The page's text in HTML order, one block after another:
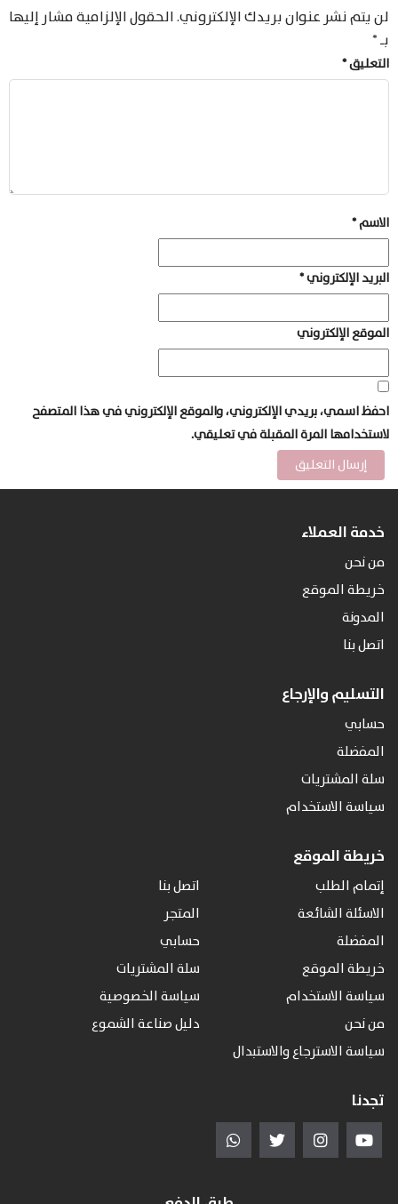
لن يتم نشر عنوان بريدك الإلكتروني.الحقول الإلزامية مشار إليها
بـ*
التعليق*
الاسم*
البريد الإلكتروني*
الموقع الإلكتروني
احفظ اسمي، بريدي الإلكتروني، والموقع الإلكتروني في هذا المتصفح
لاستخدامها المرة المقبلة في تعليقي.
خدمة العملاء
من نحن
خريطة الموقع
المدونة
اتصل بنا
التسليم والإرجاع
حسابي
المفضلة
سلة المشتريات
سياسة الاستخدام
خريطة الموقع
إتمام الطلب
اتصل بنا
الاسئلة الشائعة
المتجر
المفضلة
حسابي
خريطة الموقع
سلة المشتريات
سياسة الاستخدام
سياسة الخصوصية
من نحن
دليل صناعة الشموع
سياسة الاسترجاع والاستبدال
تجدنا